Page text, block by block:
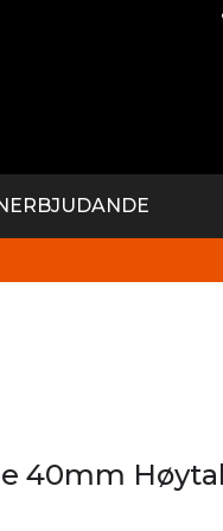
ERBJUDANDE
40mm